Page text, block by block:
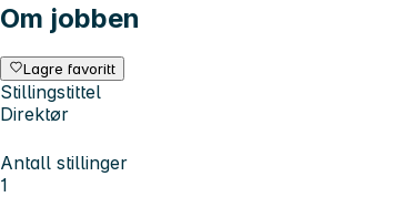
Om jobben
Lagre favoritt
Stillingstittel
Direktør
Antall stillinger
1